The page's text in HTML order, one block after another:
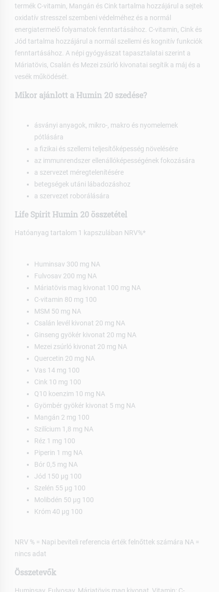
termék C-vitamin, Mangán és Cink tartalma hozzájárul a sejtek
oxidatív stresszel szembeni védelméhez és a normál
energiatermelő folyamatok fenntartásához. C-vitamin, Cink és
Jód tartalma hozzájárul a normál szellemi és kognitív funkciók
fenntartásához. A népi gyógyászat tapasztalatai szerint a
Máriatövis, Csalán és Mezei zsúrló kivonatai segítik a máj és a
vesék működését.
Mikor ajánlott a Humin 20 szedése?
ásványi anyagok, mikro-, makro és nyomelemek
pótlására
a fizikai és szellemi teljesítőképesség növelésére
az immunrendszer ellenállóképességének fokozására
a szervezet méregtelenítésére
betegségek utáni lábadozáshoz
a szervezet roborálására
Life Spirit Humin 20 összetétel
Hatóanyag tartalom 1 kapszulában NRV%*
Huminsav 300 mg NA
Fulvosav 200 mg NA
Máriatövis mag kivonat 100 mg NA
C-vitamin 80 mg 100
MSM 50 mg NA
Csalán levél kivonat 20 mg NA
Ginseng gyökér kivonat 20 mg NA
Mezei zsúrló kivonat 20 mg NA
Quercetin 20 mg NA
Vas 14 mg 100
Cink 10 mg 100
Q10 koenzim 10 mg NA
Gyömbér gyökér kivonat 5 mg NA
Mangán 2 mg 100
Szilícium 1,8 mg NA
Réz 1 mg 100
Piperin 1 mg NA
Bór 0,5 mg NA
Jód 150 µg 100
Szelén 55 µg 100
Molibdén 50 µg 100
Króm 40 µg 100
NRV % = Napi beviteli referencia érték felnőttek számára NA =
nincs adat
Összetevők